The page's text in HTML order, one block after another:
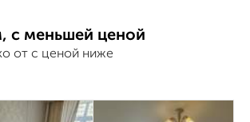
с меньшей ценой
от с ценой ниже